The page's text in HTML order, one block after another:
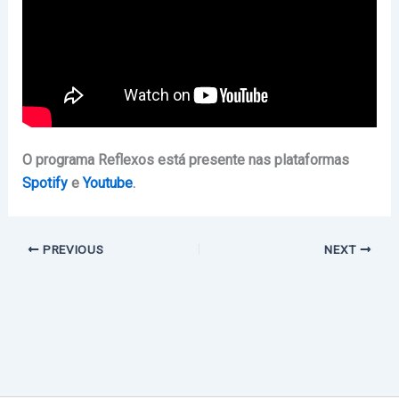
O programa Reflexos está presente nas plataformas
SpotifyeYoutube.
PREVIOUS NEXT